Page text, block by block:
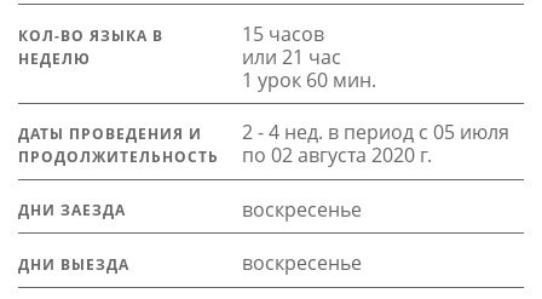
КОЛ-ВО ЯЗЫКА В
НЕДЕЛЮ
15 часов
или 21 час
1 урок 60 мин.
ДАТЫ ПРОВЕДЕНИЯ И
ПРОДОЛЖИТЕЛЬНОСТЬ
2 - 4 нед. в период с 05 июля
по 02 августа 2020 г.
ДНИ ЗАЕЗДА воскресенье
ДНИ ВЫЕЗДА воскресенье